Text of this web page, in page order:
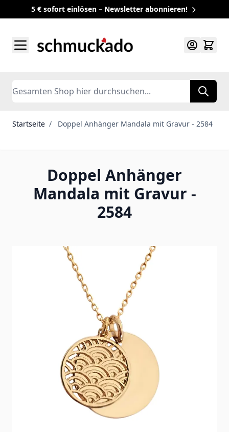
5 € sofort einlösen – Newsletter abonnieren!
Search
Startseite / Doppel Anhänger Mandala mit Gravur - 2584
Doppel Anhänger
Mandala mit Gravur -
2584